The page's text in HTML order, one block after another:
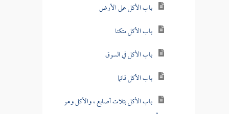
باب الأكل على الأرض
باب الأكل متكئا
باب الأكل في السوق
باب الأكل قائما
باب الأكل بثلاث أصابع ، والأكل وهو